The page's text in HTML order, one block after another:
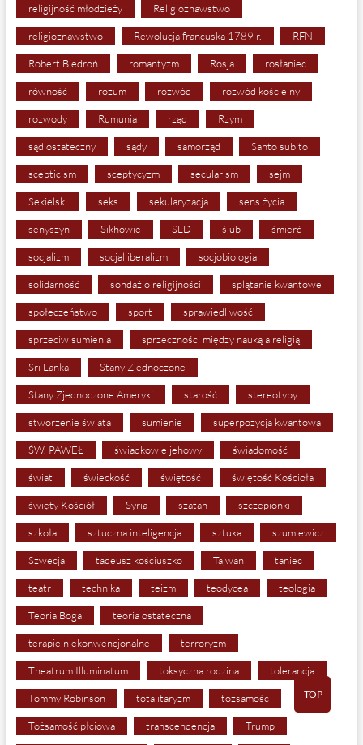
religijność młodzieży Religioznawstwo
religioznawstwo Rewolucja francuska 1789 r. RFN
Robert Biedroń romantyzm Rosja rosłaniec
równość rozum rozwód rozwód kościelny
rozwody Rumunia rząd Rzym
sąd ostateczny sądy samorząd Santo subito
scepticism sceptycyzm secularism sejm
Sekielski seks sekularyzacja sens życia
senyszyn Sikhowie SLD ślub śmierć
socjalizm socjalliberalizm socjobiologia
solidarność sondaż o religijności splątanie kwantowe
społeczeństwo sport sprawiedliwość
sprzeciw sumienia sprzeczności między nauką a religią
Sri Lanka Stany Zjednoczone
Stany Zjednoczone Ameryki starość stereotypy
stworzenie świata sumienie superpozycja kwantowa
ŚW. PAWEŁ świadkowie jehowy świadomość
świat świeckość świętość świętość Kościoła
święty Kościół Syria szatan szczepionki
szkoła sztuczna inteligencja sztuka szumlewicz
Szwecja tadeusz kościuszko Tajwan taniec
teatr technika teizm teodycea teologia
Teoria Boga teoria ostateczna
terapie niekonwencjonalne terroryzm
Theatrum Illuminatum toksyczna rodzina tolerancja
Tommy Robinson totalitaryzm tożsamość
Tożsamość płciowa transcendencja Trump
TOP